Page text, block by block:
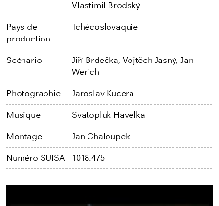
Vlastimil Brodský
Pays de
production
Tchécoslovaquie
Scénario Jiří Brdečka,Vojtěch Jasný,Jan
Werich
Photographie Jaroslav Kucera
Musique Svatopluk Havelka
Montage Jan Chaloupek
Numéro SUISA 1018.475